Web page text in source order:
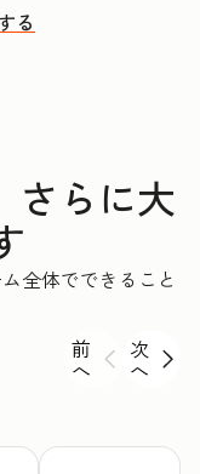
る
さらに大
全体でできること
前
へ
次
へ